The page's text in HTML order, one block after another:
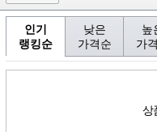
인기
랭킹순
낮은
가격순
높
가
상